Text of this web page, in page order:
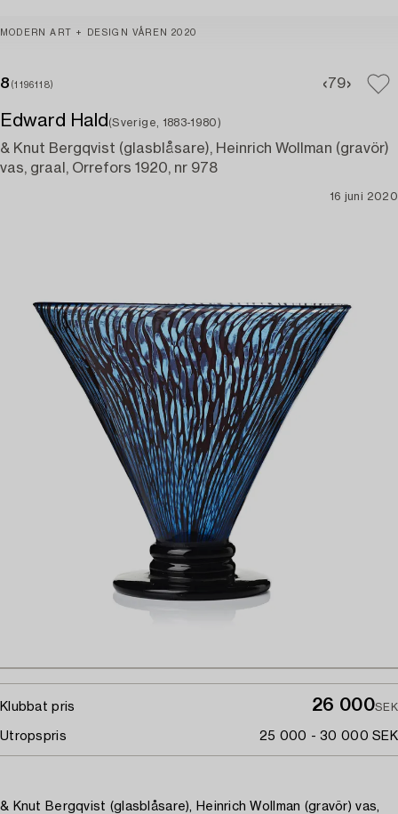
MODERN ART + DESIGN VÅREN 2020
8 (1196118) 79
Edward Hald (Sverige, 1883-1980)
& Knut Bergqvist (glasblåsare), Heinrich Wollman (gravör)
vas, graal, Orrefors 1920, nr 978
16 juni 2020
Klubbat pris 26 000SEK
Utropspris 25 000 - 30 000 SEK
& Knut Bergqvist (glasblåsare), Heinrich Wollman (gravör) vas,